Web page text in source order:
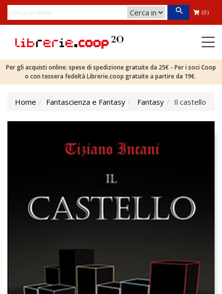
(0)
Per gli acquisti online: spese di spedizione gratuite da 25€ - Per i soci Coop
o con tessera fedeltà Librerie.coop gratuite a partire da 19€.
Home Fantascienza e Fantasy Fantasy Il castello